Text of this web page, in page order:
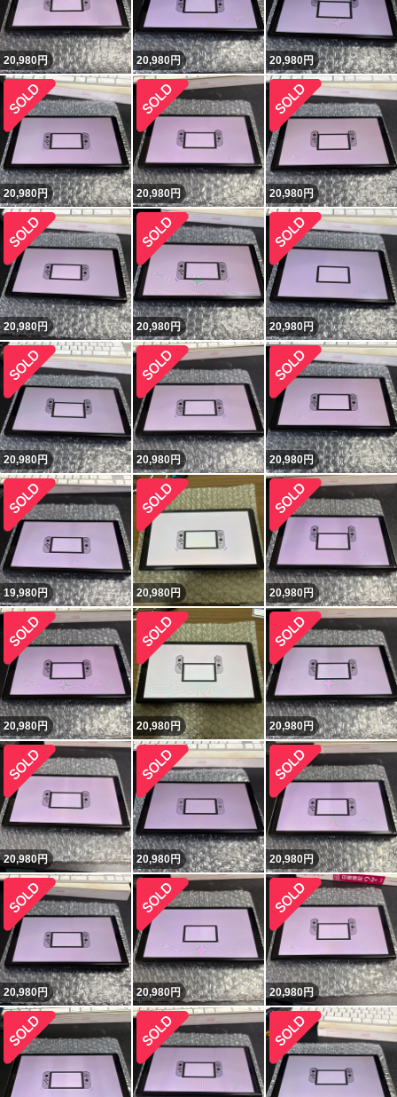
20,980円 20,980円 20,980円
20,980円 20,980円 20,980円
20,980円 20,980円 20,980円
20,980円 20,980円 20,980円
19,980円 20,980円 20,980円
20,980円 20,980円 20,980円
20,980円 20,980円 20,980円
20,980円 20,980円 20,980円